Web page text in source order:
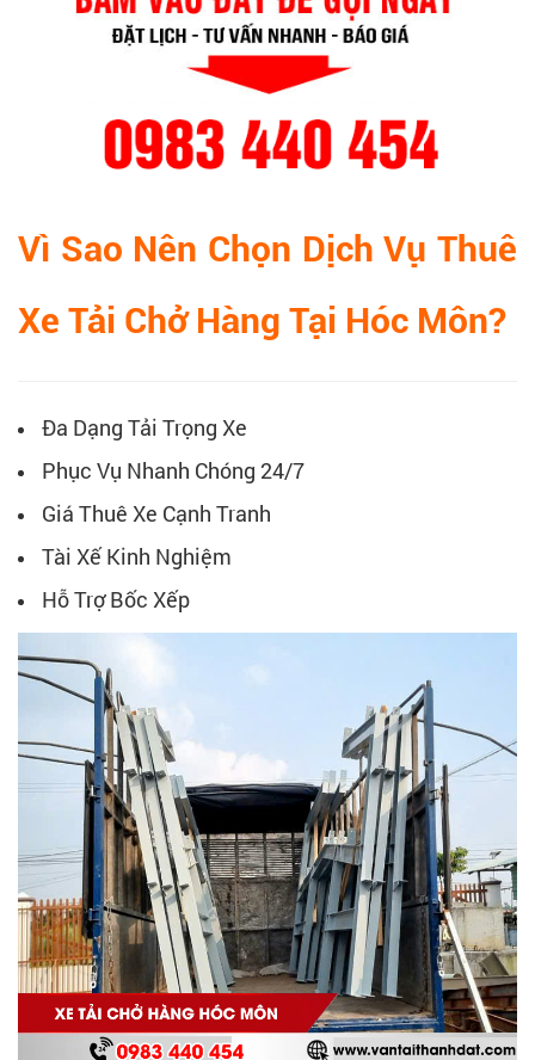
Vì Sao Nên Chọn Dịch Vụ Thuê
Xe Tải Chở Hàng Tại Hóc Môn?
Đa Dạng Tải Trọng Xe
Phục Vụ Nhanh Chóng 24/7
Giá Thuê Xe Cạnh Tranh
Tài Xế Kinh Nghiệm
Hỗ Trợ Bốc Xếp